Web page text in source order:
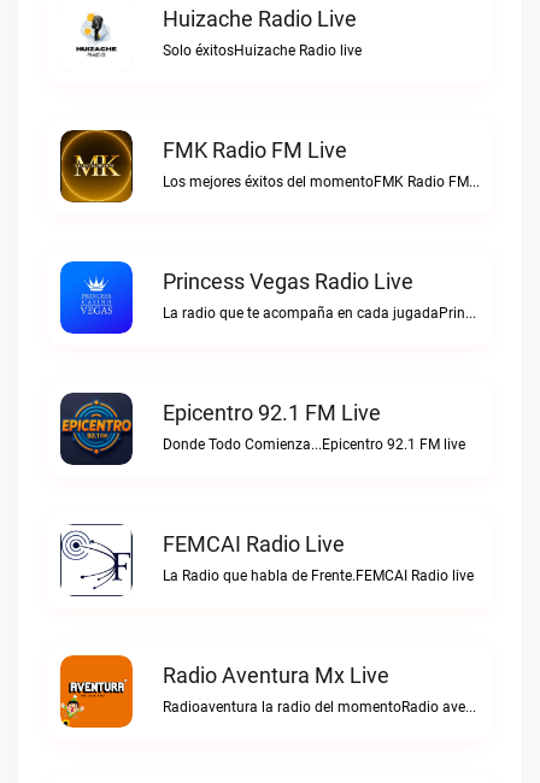
Huizache Radio Live
Solo éxitosHuizache Radio live
FMK Radio FM Live
Los mejores éxitos del momentoFMK Radio FM live
Princess Vegas Radio Live
La radio que te acompaña en cada jugadaPrincess Vegas Radio live
Epicentro 92.1 FM Live
Donde Todo Comienza...Epicentro 92.1 FM live
FEMCAI Radio Live
La Radio que habla de Frente.FEMCAI Radio live
Radio Aventura Mx Live
Radioaventura la radio del momentoRadio aventura mx live